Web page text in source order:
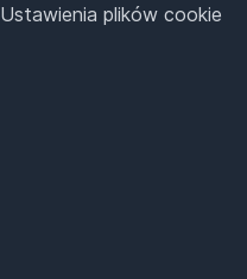
Ustawienia plików cookie